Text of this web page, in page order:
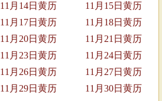
11月14日黄历
11月15日黄历
11月17日黄历
11月18日黄历
11月20日黄历
11月21日黄历
11月23日黄历
11月24日黄历
11月26日黄历
11月27日黄历
11月29日黄历 11月30日黄历